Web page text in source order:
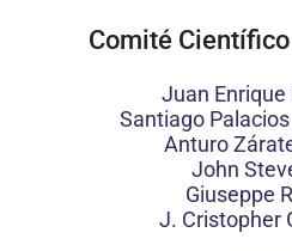
Comité
Juan
Santiago
Anturo
John
Giuseppe
J. Cristopher